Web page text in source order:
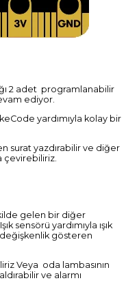
2 adet programlanabilir
ediyor.
yardımıyla kolay bir
surat yazdırabilir ve diğer
çevirebiliriz.
gelen bir diğer
sensörü yardımıyla ışık
değişkenlik gösteren
Veya oda lambasının
ve alarmı